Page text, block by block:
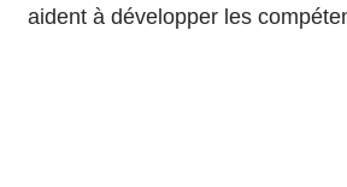
aident à développer les